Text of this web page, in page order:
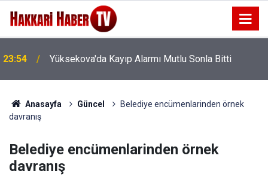
23:54 Yüksekova'da Kayıp Alarmı Mutlu Sonla Bitti
Anasayfa Güncel
Belediye encümenlarinden örnek
davranış
Belediye encümenlarinden örnek
davranış